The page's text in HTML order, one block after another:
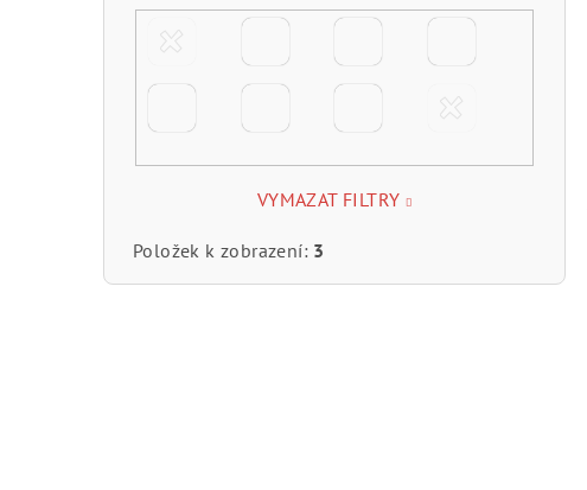
VYMAZAT FILTRY
Položek k zobrazení: 3